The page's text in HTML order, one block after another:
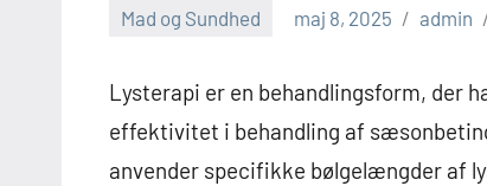
Mad og Sundhed maj 8, 2025 admin
Lysterapi er en behandlingsform, der
effektivitet i behandling af
anvender specifikke bølgelængder af